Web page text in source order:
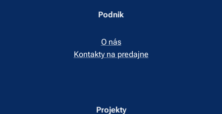
Podnik
O nás
Kontakty na predajne
Projekty